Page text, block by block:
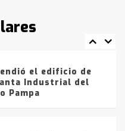
por
de drogas en la
el edificio de
Industrial del
Pampa